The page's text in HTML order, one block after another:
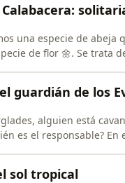
Calabacera:
una especie de abeja
de flor 🌼. Se trata
guardián de los
alguien está
es el responsable?
sol tropical